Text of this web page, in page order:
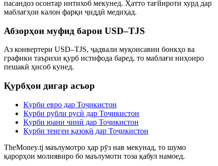
пасандоз осонтар интихоб мекунед. Ҳатто тағйироти хурд дар
маблағҳои калон фарқи ҷиддӣ медиҳад.
Абзорҳои муфид барои USD–TJS
Аз конвертери USD–TJS, ҷадвали муқоисавии бонкҳо ва
графики таърихи қурб истифода баред, то маблағи ниҳоиро
пешакӣ ҳисоб кунед.
Қурбҳои дигар асъор
Қурби евро дар Тоҷикистон
Қурби рубли русӣ дар Тоҷикистон
Қурби юани чинӣ дар Тоҷикистон
Қурби тенгеи қазоқӣ дар Тоҷикистон
TheMoney.tj маълумотро ҳар рӯз нав мекунад, то шумо
қарорҳои молиявиро бо маълумоти тоза қабул намоед.